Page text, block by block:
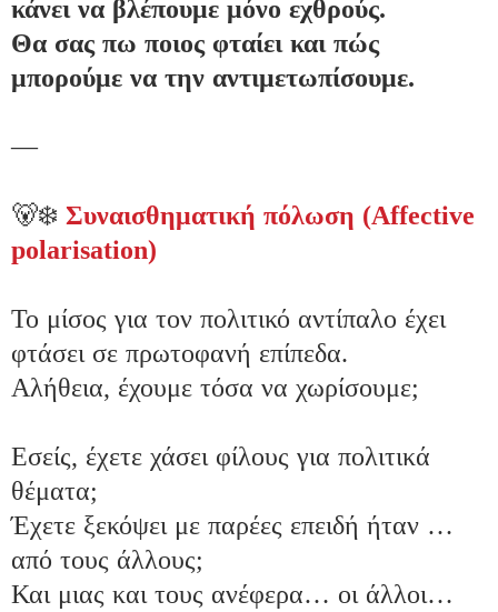
κάνει να βλέπουμε μόνο εχθρούς.
Θα σας πω ποιος φταίει και πώς
μπορούμε να την αντιμετωπίσουμε.
🐻‍❄️ Συναισθηματική πόλωση (Affective
polarisation)
Το μίσος για τον πολιτικό αντίπαλο έχει
φτάσει σε πρωτοφανή επίπεδα.
Αλήθεια, έχουμε τόσα να χωρίσουμε;
Εσείς, έχετε χάσει φίλους για πολιτικά
θέματα;
Έχετε ξεκόψει με παρέες επειδή ήταν …
από τους άλλους;
Και μιας και τους ανέφερα… οι άλλοι…